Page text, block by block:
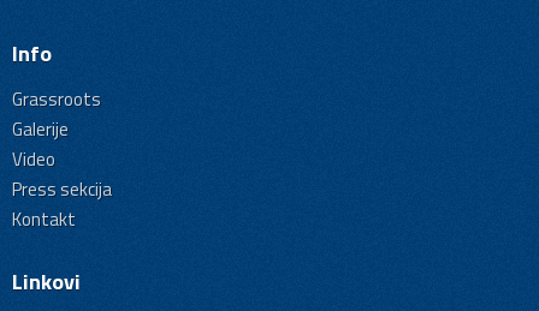
Info
Grassroots
Galerije
Video
Press sekcija
Kontakt
Linkovi